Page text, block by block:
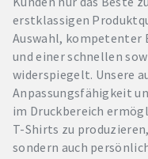
erstklassigen
Auswahl, kompetenter
und einer schnellen
widerspiegelt. Unsere
Anpassungsfähigkeit
im Druckbereich
T-Shirts zu
sondern auch